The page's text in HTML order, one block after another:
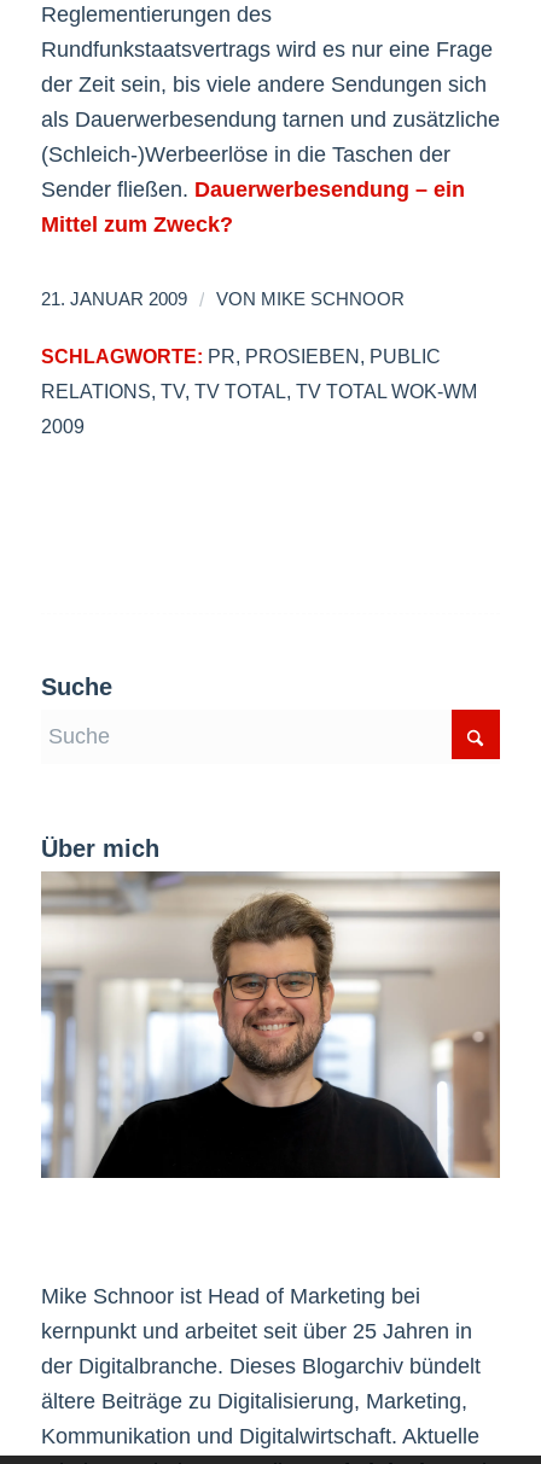
Reglementierungen des
Rundfunkstaatsvertrags wird es nur eine Frage
der Zeit sein, bis viele andere Sendungen sich
als Dauerwerbesendung tarnen und zusätzliche
(Schleich-)Werbeerlöse in die Taschen der
Sender fließen. Dauerwerbesendung – ein
Mittel zum Zweck?
21. JANUAR 2009 / VON MIKE SCHNOOR
SCHLAGWORTE: PR, PROSIEBEN, PUBLIC
RELATIONS, TV, TV TOTAL, TV TOTAL WOK-WM
2009
Suche
Über mich
Mike Schnoor ist Head of Marketing bei
kernpunkt und arbeitet seit über 25 Jahren in
der Digitalbranche. Dieses Blogarchiv bündelt
ältere Beiträge zu Digitalisierung, Marketing,
Kommunikation und Digitalwirtschaft. Aktuelle